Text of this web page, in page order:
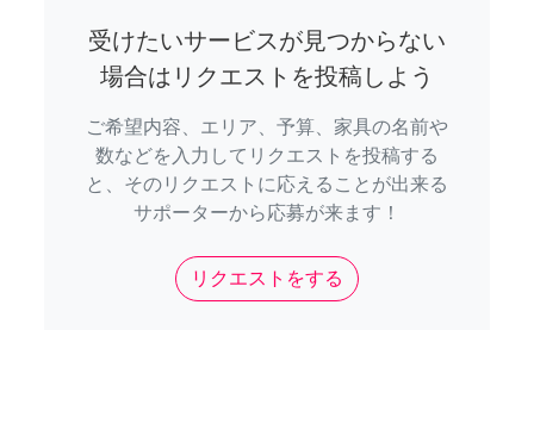
受けたいサービスが見つからない
場合はリクエストを投稿しよう
ご希望内容、エリア、予算、家具の名前や
数などを入力してリクエストを投稿する
と、そのリクエストに応えることが出来る
サポーターから応募が来ます！
リクエストをする